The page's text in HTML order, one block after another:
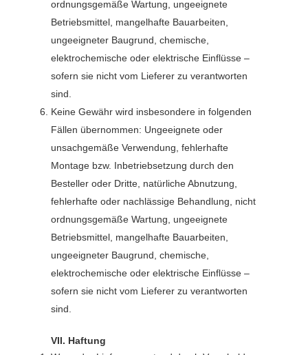
ordnungsgemäße Wartung, ungeeignete
Betriebsmittel, mangelhafte Bauarbeiten,
ungeeigneter Baugrund, chemische,
elektrochemische oder elektrische Einflüsse –
sofern sie nicht vom Lieferer zu verantworten
sind.
Keine Gewähr wird insbesondere in folgenden
Fällen übernommen: Ungeeignete oder
unsachgemäße Verwendung, fehlerhafte
Montage bzw. Inbetriebsetzung durch den
Besteller oder Dritte, natürliche Abnutzung,
fehlerhafte oder nachlässige Behandlung, nicht
ordnungsgemäße Wartung, ungeeignete
Betriebsmittel, mangelhafte Bauarbeiten,
ungeeigneter Baugrund, chemische,
elektrochemische oder elektrische Einflüsse –
sofern sie nicht vom Lieferer zu verantworten
sind.
VII. Haftung